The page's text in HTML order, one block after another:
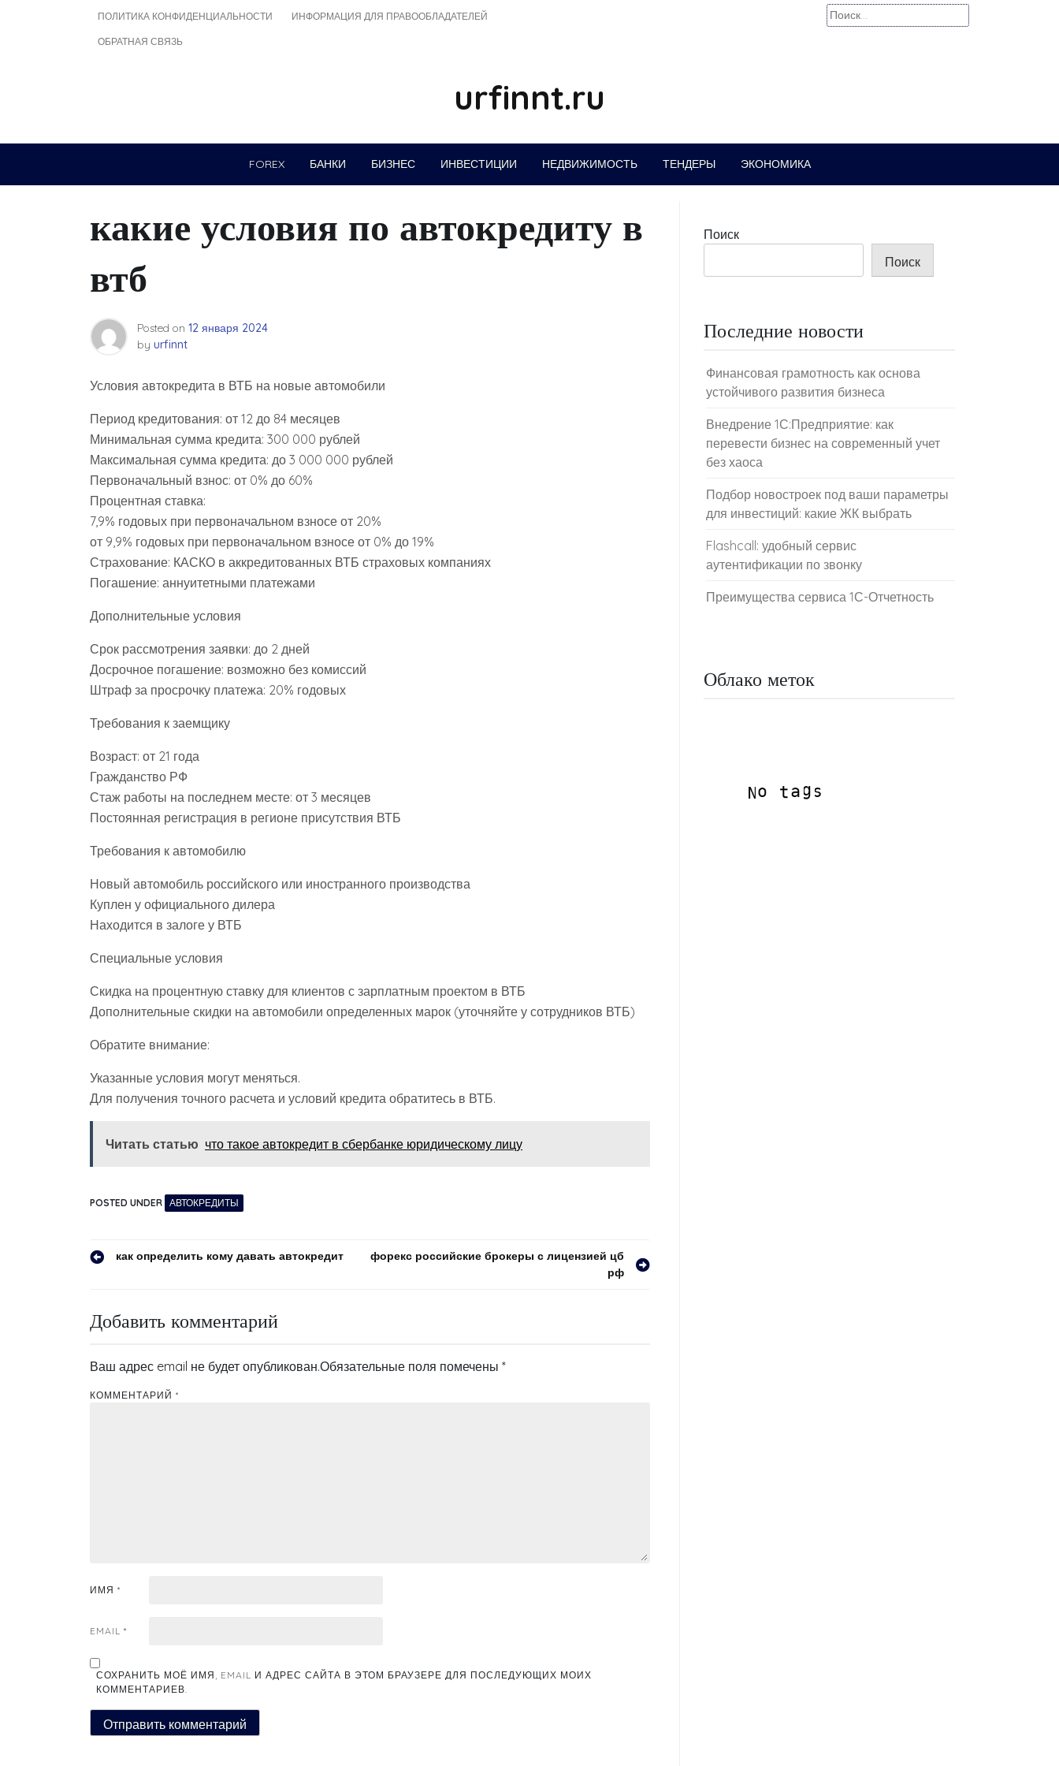
ПОЛИТИКА КОНФИДЕНЦИАЛЬНОСТИ ИНФОРМАЦИЯ ДЛЯ ПРАВООБЛАДАТЕЛЕЙ
ОБРАТНАЯ СВЯЗЬ
Найти:
urfinnt.ru
FOREX БАНКИ БИЗНЕС ИНВЕСТИЦИИ НЕДВИЖИМОСТЬ ТЕНДЕРЫ ЭКОНОМИКА
какие условия по автокредиту в
втб
Posted on 12 января 2024
by urfinnt
Условия автокредита в ВТБ на новые автомобили
Период кредитования: от 12 до 84 месяцев
Минимальная сумма кредита: 300 000 рублей
Максимальная сумма кредита: до 3 000 000 рублей
Первоначальный взнос: от 0% до 60%
Процентная ставка:
7,9% годовых при первоначальном взносе от 20%
от 9,9% годовых при первоначальном взносе от 0% до 19%
Страхование: КАСКО в аккредитованных ВТБ страховых компаниях
Погашение: аннуитетными платежами
Дополнительные условия
Срок рассмотрения заявки: до 2 дней
Досрочное погашение: возможно без комиссий
Штраф за просрочку платежа: 20% годовых
Требования к заемщику
Возраст: от 21 года
Гражданство РФ
Стаж работы на последнем месте: от 3 месяцев
Постоянная регистрация в регионе присутствия ВТБ
Требования к автомобилю
Новый автомобиль российского или иностранного производства
Куплен у официального дилера
Находится в залоге у ВТБ
Специальные условия
Скидка на процентную ставку для клиентов с зарплатным проектом в ВТБ
Дополнительные скидки на автомобили определенных марок (уточняйте у сотрудников ВТБ)
Обратите внимание:
Указанные условия могут меняться.
Для получения точного расчета и условий кредита обратитесь в ВТБ.
Читать статью что такое автокредит в сбербанке юридическому лицу
POSTED UNDER АВТОКРЕДИТЫ
Навигация
записям
как определить кому давать автокредит
форекс российские брокеры с лицензией цб
рф
Добавить комментарий
Ваш адрес email не будет опубликован.Обязательные поля помечены *
КОММЕНТАРИЙ *
ИМЯ *
EMAIL *
СОХРАНИТЬ МОЁ ИМЯ, EMAIL И АДРЕС САЙТА В ЭТОМ БРАУЗЕРЕ ДЛЯ ПОСЛЕДУЮЩИХ МОИХ
КОММЕНТАРИЕВ.
Поиск
Поиск
Последние новости
Финансовая грамотность как основа
устойчивого развития бизнеса
Внедрение 1С:Предприятие: как
перевести бизнес на современный учет
без хаоса
Подбор новостроек под ваши параметры
для инвестиций: какие ЖК выбрать
Flashcall: удобный сервис
аутентификации по звонку
Преимущества сервиса 1С-Отчетность
Облако меток